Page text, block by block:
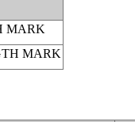
MARK
MARK